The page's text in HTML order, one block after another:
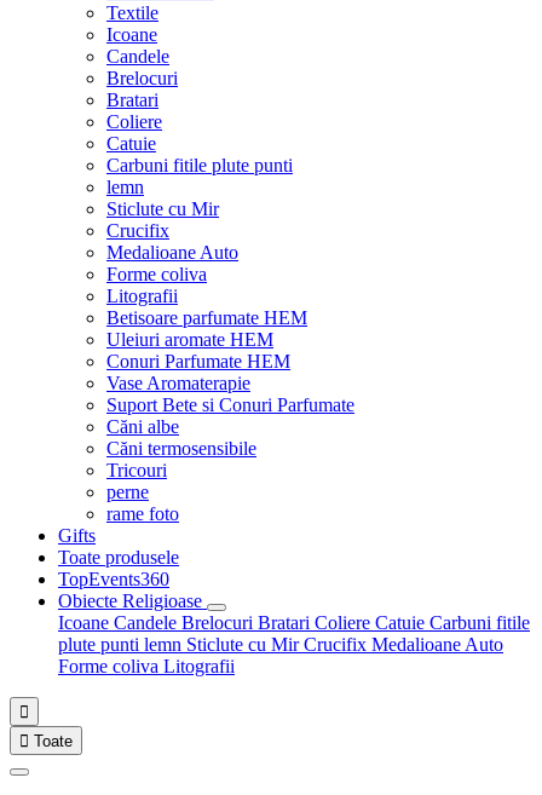
Textile
Icoane
Candele
Brelocuri
Bratari
Coliere
Catuie
Carbuni fitile plute punti
lemn
Sticlute cu Mir
Crucifix
Medalioane Auto
Forme coliva
Litografii
Betisoare parfumate HEM
Uleiuri aromate HEM
Conuri Parfumate HEM
Vase Aromaterapie
Suport Bete si Conuri Parfumate
Căni albe
Căni termosensibile
Tricouri
perne
rame foto
Gifts
Toate produsele
TopEvents360
Obiecte Religioase
Icoane Candele Brelocuri Bratari Coliere Catuie Carbuni fitile
plute punti lemn Sticlute cu MirCrucifix Medalioane Auto
Forme coliva Litografii

 Toate